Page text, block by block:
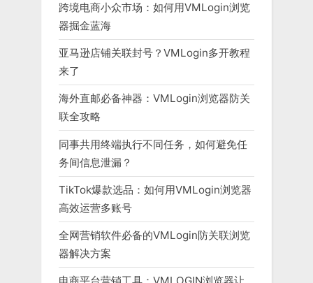
跨境电商小众市场：如何用VMLogin浏览
器掘金蓝海
亚马逊店铺关联封号？VMLogin多开教程
来了
海外直邮必备神器：VMLogin浏览器防关
联全攻略
同事共用终端执行不同任务，如何避免任
务间信息泄漏？
TikTok爆款选品：如何用VMLogin浏览器
高效运营多账号
全网营销软件必备的VMLogin防关联浏览
器解决方案